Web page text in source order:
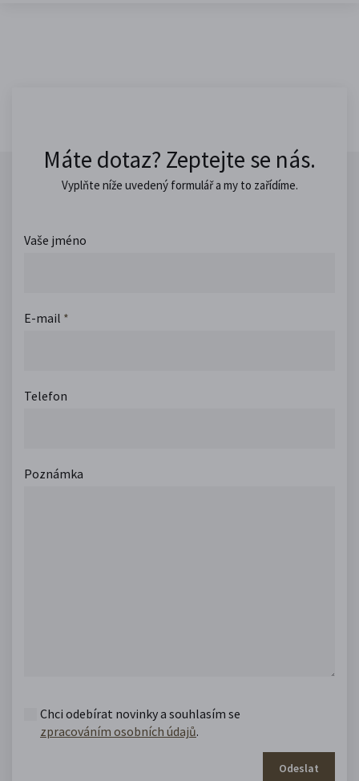
Máte dotaz? Zeptejte se nás.
Vyplňte níže uvedený formulář a my to zařídíme.
Vaše jméno
E-mail *
Telefon
Poznámka
Chci odebírat novinky a souhlasím se
zpracováním osobních údajů.
Odeslat